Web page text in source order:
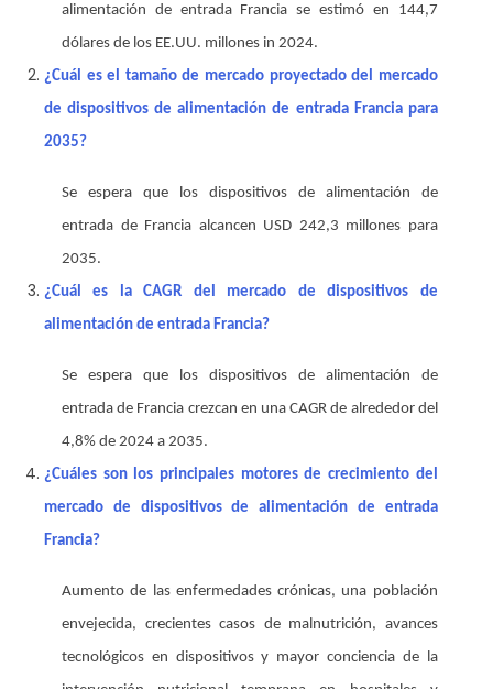
alimentación de entrada Francia se estimó en 144,7
dólares de los EE.UU. millones in 2024.
¿Cuál es el tamaño de mercado proyectado del mercado
de dispositivos de alimentación de entrada Francia para
2035?
Se espera que los dispositivos de alimentación de
entrada de Francia alcancen USD 242,3 millones para
2035.
¿Cuál es la CAGR del mercado de dispositivos de
alimentación de entrada Francia?
Se espera que los dispositivos de alimentación de
entrada de Francia crezcan en una CAGR de alrededor del
4,8% de 2024 a 2035.
¿Cuáles son los principales motores de crecimiento del
mercado de dispositivos de alimentación de entrada
Francia?
Aumento de las enfermedades crónicas, una población
envejecida, crecientes casos de malnutrición, avances
tecnológicos en dispositivos y mayor conciencia de la